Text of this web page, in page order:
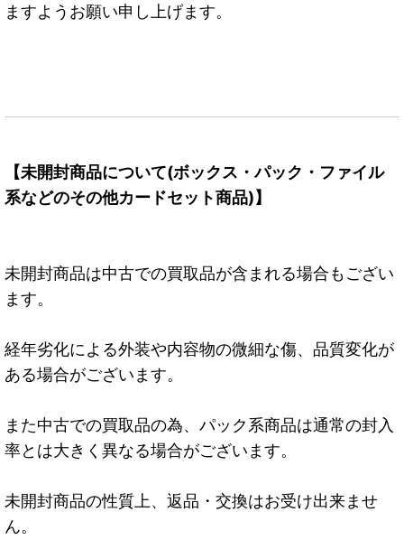
ますようお願い申し上げます。
【未開封商品について(ボックス・パック・ファイル
系などのその他カードセット商品)】
未開封商品は中古での買取品が含まれる場合もござい
ます。
経年劣化による外装や内容物の微細な傷、品質変化が
ある場合がございます。
また中古での買取品の為、パック系商品は通常の封入
率とは大きく異なる場合がございます。
未開封商品の性質上、返品・交換はお受け出来ませ
ん。